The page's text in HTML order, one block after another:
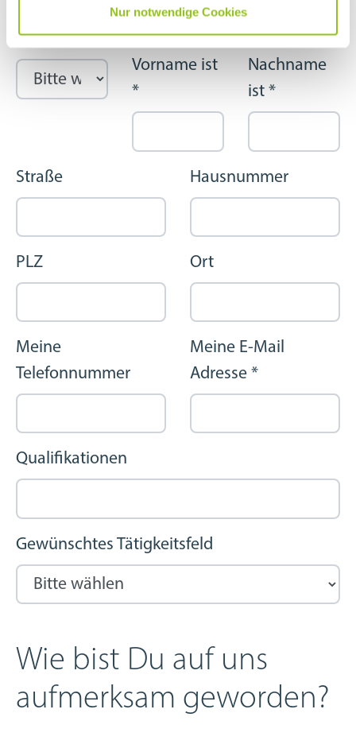
Nur notwendige Cookies
Anrede
Mein
Vorname ist
*
Mein
Nachname
ist *
Straße Hausnummer
PLZ Ort
Meine
Telefonnummer
Meine E-Mail
Adresse *
Qualifikationen
Gewünschtes Tätigkeitsfeld
Wie bist Du auf uns
aufmerksam geworden?